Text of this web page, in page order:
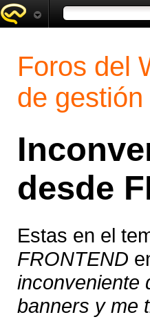
Foros del
de
desde
Estas en el
FRONTEND
inconveniente
banners y me